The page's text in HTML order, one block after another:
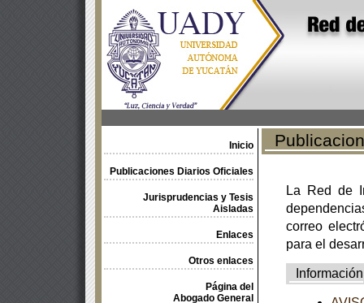
Inicio
Publicaciones Diarios Oficiales
Jurisprudencias y Tesis
Aisladas
Enlaces
Otros enlaces
Página del
Abogado General
La Red de
correo
para el
Información